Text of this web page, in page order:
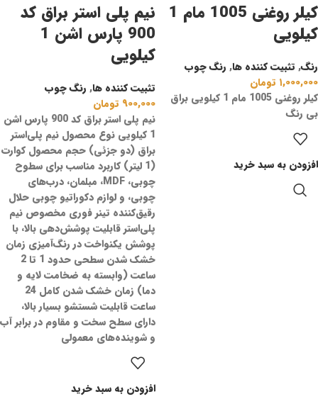
کیلر روغنی 1005 مام 1
کیلویی
رنگ, تثبیت کننده ها, رنگ چوب
۱,۰۰۰,۰۰۰ تومان
کیلر روغنی 1005 مام 1 کیلویی براق
بی رنگ
افزودن به سبد خرید
نیم پلی استر براق کد
900 پارس اشن 1
کیلویی
تثبیت کننده ها, رنگ چوب
۹۰۰,۰۰۰ تومان
نیم پلی استر براق کد 900 پارس اشن
1 کیلویی نوع محصول نیم پلی‌استر
براق (دو جزئی) حجم محصول کوارت
(1 لیتر) کاربرد مناسب برای سطوح
چوبی، MDF، مبلمان، درب‌های
چوبی، و لوازم دکوراتیو چوبی حلال
رقیق‌کننده تینر فوری مخصوص نیم
پلی‌استر قابلیت پوشش‌دهی بالا، با
پوشش یکنواخت در رنگ‌آمیزی زمان
خشک شدن سطحی حدود 1 تا 2
ساعت (وابسته به ضخامت لایه و
دما) زمان خشک شدن کامل 24
ساعت قابلیت شستشو بسیار بالا،
دارای سطح سخت و مقاوم در برابر آب
و شوینده‌های معمولی
افزودن به سبد خرید